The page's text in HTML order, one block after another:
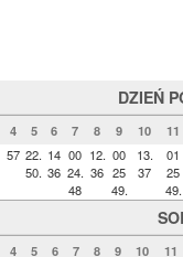
DZIEŃ
4 5 6 7 8 9 10
11
57 22.
50.
14
36
00
24.
48
12.
36
00
25
49.
13.
37
01
25
49.
4 5 6 7 8 9 10
11